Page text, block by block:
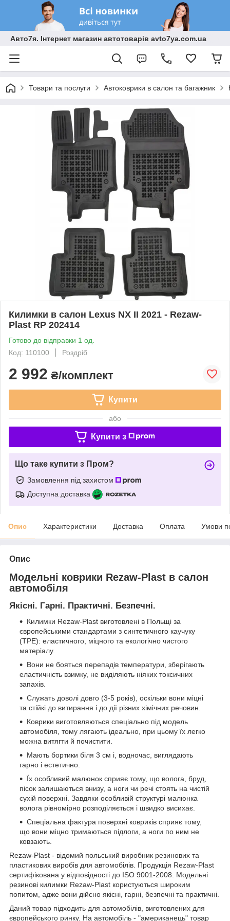
Авто7я. Інтернет магазин автотоварів avto7ya.com.ua
Товари та послуги Автоковрики в салон та багажник
Килимки в салон Lexus NX II 2021 - Rezaw-
Plast RP 202414
Готово до відправки 1 од.
Код: 110100
Роздріб
2 992 ₴/комплект
Купити
або
Купити з
Що таке купити з Пром?
Замовлення під захистом
Доступна доставка
Опис Характеристики Доставка Оплата Умови
Опис
Модельні коврики Rezaw-Plast в салон
автомобіля
Якісні. Гарні. Практичні. Безпечні.
Килимки Rezaw-Plast виготовлені в Польщі за
європейськими стандартами з синтетичного каучуку
(ТРЕ): еластичного, міцного та екологічно чистого
матеріалу.
Вони не бояться перепадів температури, зберігають
еластичність взимку, не виділяють ніяких токсичних
запахів.
Служать доволі довго (3-5 років), оскільки вони міцні
та стійкі до витирання і до дії різних хімічних речовин.
Коврики виготовляються спеціально під модель
автомобіля, тому лягають ідеально, при цьому їх легко
можна витягти й почистити.
Мають бортики біля 3 см і, водночас, виглядають
гарно і естетично.
Їх особливий малюнок сприяє тому, що волога, бруд,
пісок залишаються внизу, а ноги чи речі стоять на чистій
сухій поверхні. Завдяки особливій структурі малюнка
волога рівномірно розподіляється і швидко висихає.
Спеціальна фактура поверхні ковриків сприяє тому,
що вони міцно тримаються підлоги, а ноги по ним не
ковзають.
Rezaw-Plast - відомий польський виробник резинових та
пластикових виробів для автомобілів. Продукція Rezaw-Plast
сертифікована у відповідності до ISO 9001-2008. Модельні
резинові килимки Rezaw-Plast користуються широким
попитом, адже вони дійсно якісні, гарні, безпечні та практичні.
Даний товар підходить для автомобілів, виготовлених для
європейського ринку. На автомобіль - "американець" товар